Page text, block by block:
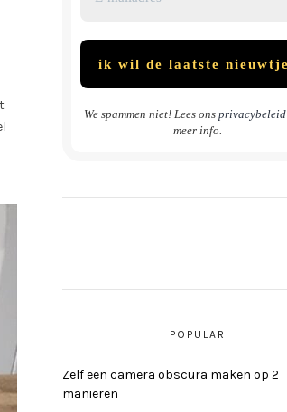
We spammen niet! Lees ons privacybeleid
meer info.
POPULAR
Zelf een camera obscura maken op 2
manieren